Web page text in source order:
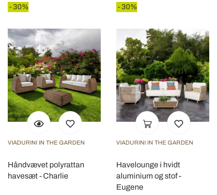
- 30% - 30%
VIADURINI IN THE GARDEN
Håndvævet polyrattan
havesæt - Charlie
VIADURINI IN THE GARDEN
Havelounge i hvidt
aluminium og stof -
Eugene